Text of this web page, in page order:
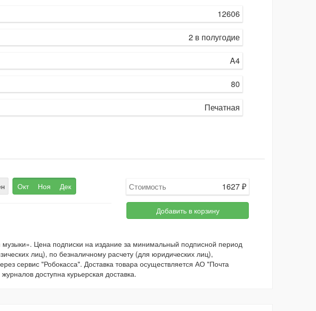
12606
2 в полугодие
A4
80
Печатная
Окт Ноя Дек Стоимость 1627₽
Добавить в корзину
Цена подписки на издание за минимальный подписной период
лиц), по безналичному расчету (для юридических лиц),
сервис "Робокасса". Доставка товара осуществляется АО "Почта
доступна курьерская доставка.